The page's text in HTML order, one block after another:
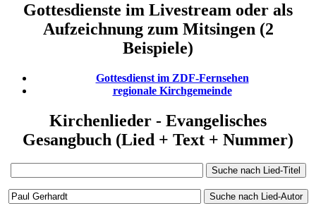
Gottesdienste im Livestream oder als
Aufzeichnung zum Mitsingen (2
Beispiele)
Gottesdienst im ZDF-Fernsehen
regionale Kirchgemeinde
Kirchenlieder - Evangelisches
Gesangbuch (Lied + Text + Nummer)